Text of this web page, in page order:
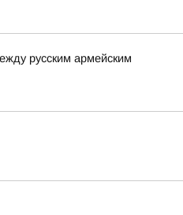
русским армейским